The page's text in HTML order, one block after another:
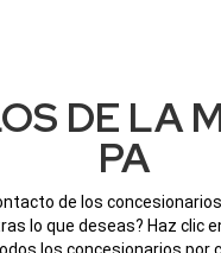
DE LA
PA
de los
lo que deseas? Haz clic